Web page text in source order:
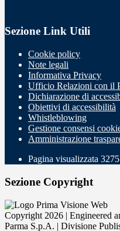
Sezione Link Utili
Cookie policy
Note legali
Informativa Privacy
Ufficio Relazioni con il
Dichiarazione di
Obiettivi di accessibilità
Whistleblowing
Gestione consensi
Amministrazione
Pagina visualizzata 3275
Sezione Copyright
Copyright 2026 | Engineered
Parma S.p.A. | Divisione